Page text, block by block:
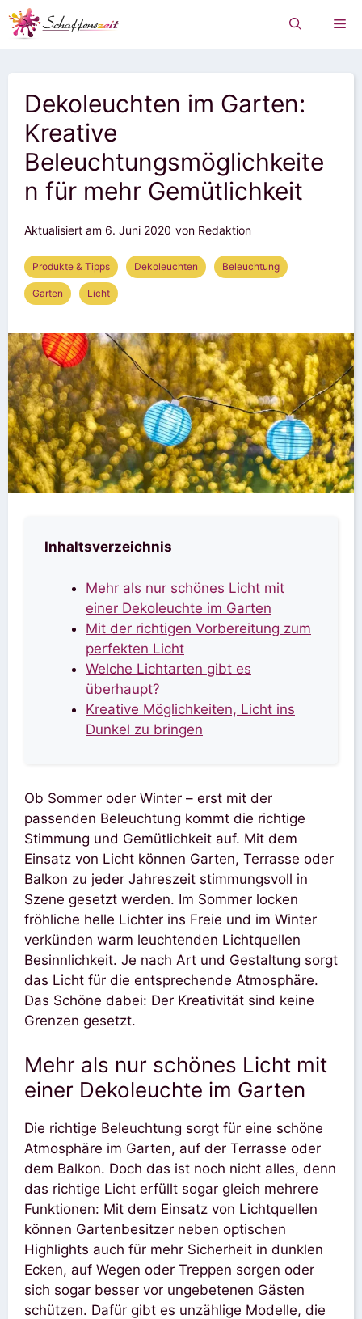
Zum
Inhalt
Dekoleuchten im Garten:
Kreative
Beleuchtungsmöglichkeite
n für mehr Gemütlichkeit
Aktualisiert am 6. Juni 2020 von Redaktion
Produkte & Tipps Dekoleuchten Beleuchtung
Garten Licht
Inhaltsverzeichnis
Mehr als nur schönes Licht mit
einer Dekoleuchte im Garten
Mit der richtigen Vorbereitung zum
perfekten Licht
Welche Lichtarten gibt es
überhaupt?
Kreative Möglichkeiten, Licht ins
Dunkel zu bringen
Ob Sommer oder Winter – erst mit der
passenden Beleuchtung kommt die richtige
Stimmung und Gemütlichkeit auf. Mit dem
Einsatz von Licht können Garten, Terrasse oder
Balkon zu jeder Jahreszeit stimmungsvoll in
Szene gesetzt werden. Im Sommer locken
fröhliche helle Lichter ins Freie und im Winter
verkünden warm leuchtenden Lichtquellen
Besinnlichkeit. Je nach Art und Gestaltung sorgt
das Licht für die entsprechende Atmosphäre.
Das Schöne dabei: Der Kreativität sind keine
Grenzen gesetzt.
Mehr als nur schönes Licht mit
einer Dekoleuchte im Garten
Die richtige Beleuchtung sorgt für eine schöne
Atmosphäre im Garten, auf der Terrasse oder
dem Balkon. Doch das ist noch nicht alles, denn
das richtige Licht erfüllt sogar gleich mehrere
Funktionen: Mit dem Einsatz von Lichtquellen
können Gartenbesitzer neben optischen
Highlights auch für mehr Sicherheit in dunklen
Ecken, auf Wegen oder Treppen sorgen oder
sich sogar besser vor ungebetenen Gästen
schützen. Dafür gibt es unzählige Modelle, die